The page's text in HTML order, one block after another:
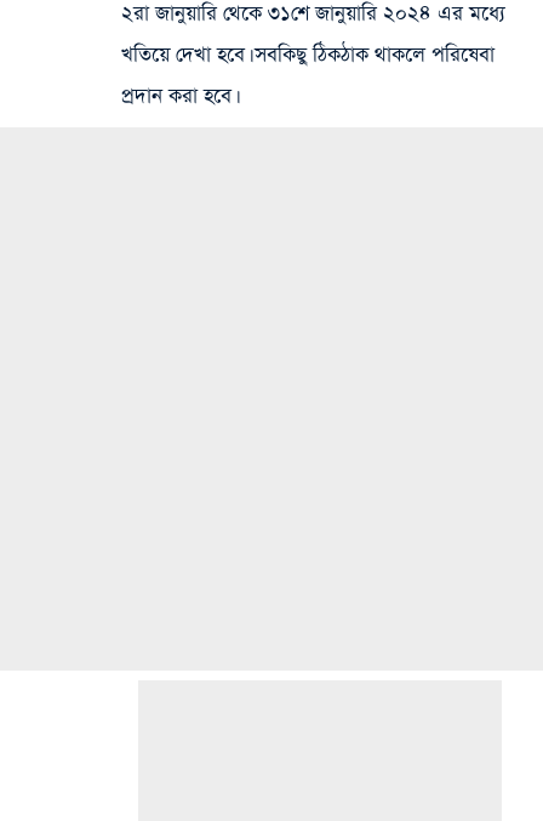
২রা জানুয়ারি থেকে ৩১শে জানুয়ারি ২০২৪ এর মধ্যে
খতিয়ে দেখা হবে। সবকিছু ঠিকঠাক থাকলে পরিষেবা
প্রদান করা হবে।